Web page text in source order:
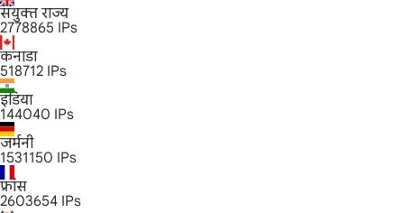
संयुक्त राज्य
2778865 IPs
कनाडा
518712 IPs
इंडिया
144040 IPs
जर्मनी
1531150 IPs
फ्रांस
2603654 IPs